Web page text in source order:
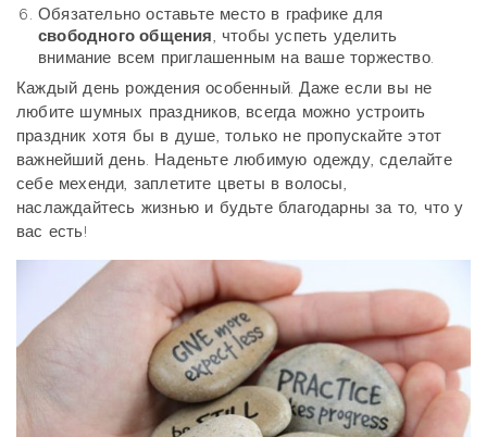
Обязательно оставьте место в графике для
свободного общения , чтобы успеть уделить
внимание всем приглашенным на ваше торжество.
Каждый день рождения особенный. Даже если вы не
любите шумных праздников, всегда можно устроить
праздник хотя бы в душе, только не пропускайте этот
важнейший день. Наденьте любимую одежду, сделайте
себе мехенди, заплетите цветы в волосы,
наслаждайтесь жизнью и будьте благодарны за то, что у
вас есть!